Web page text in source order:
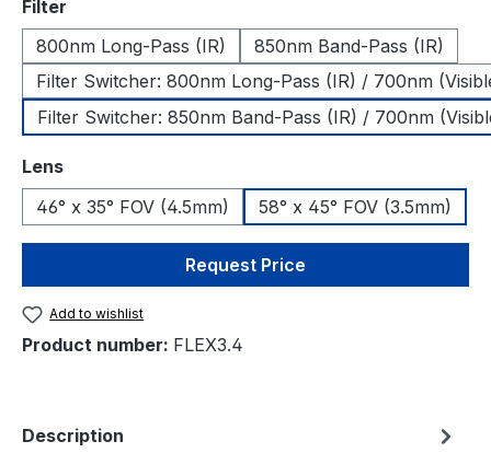
Select
Filter
800nm Long-Pass (IR)
850nm Band-Pass (IR)
Filter Switcher: 800nm Long-Pass (IR) / 700nm
Filter Switcher: 850nm Band-Pass (IR) / 700nm
Select
Lens
46° x 35° FOV (4.5mm)
58° x 45° FOV (3.5mm)
Request Price
Add to wishlist
Product number: FLEX3.4
Description